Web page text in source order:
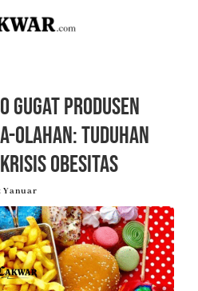
Gugat Produsen
Olahan: Tuduhan
Obesitas
Yanuar